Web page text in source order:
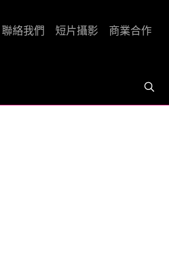
聯絡我們 短片攝影 商業合作